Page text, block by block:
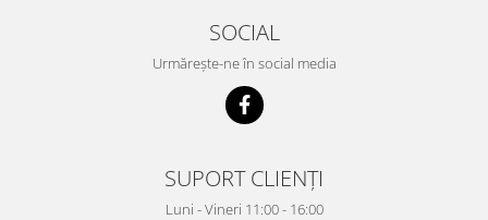
SOCIAL
Urmărește-ne în social media
SUPORT CLIENȚI
Luni - Vineri 11:00 - 16:00